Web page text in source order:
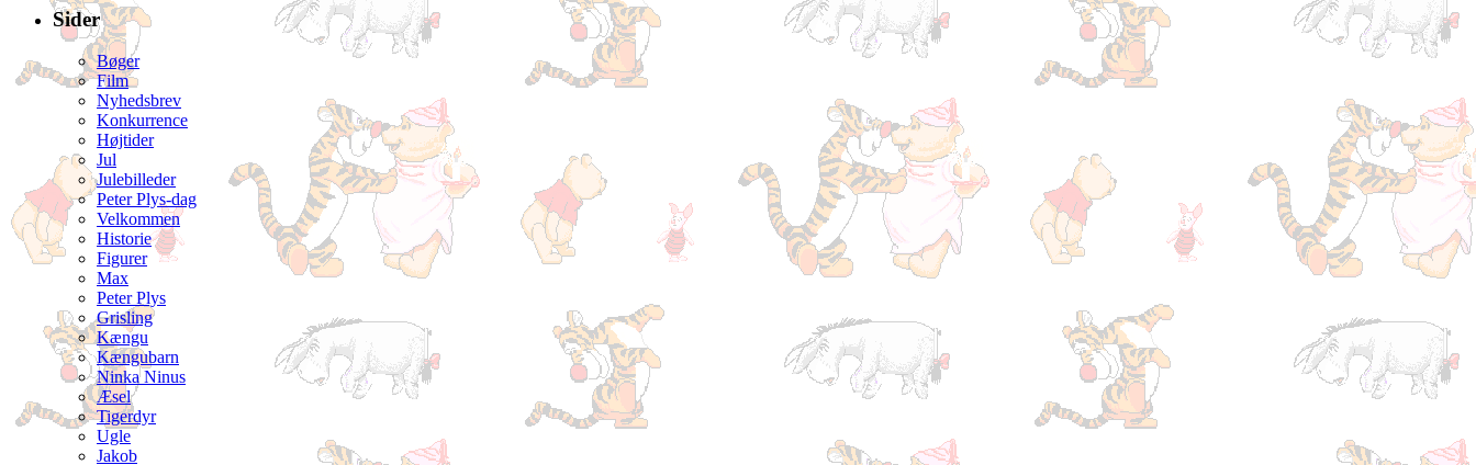
Sider
Bøger
Film
Nyhedsbrev
Konkurrence
Højtider
Jul
Julebilleder
Peter Plys-dag
Velkommen
Historie
Figurer
Max
Peter Plys
Grisling
Kængu
Kængubarn
Ninka Ninus
Æsel
Tigerdyr
Ugle
Jakob